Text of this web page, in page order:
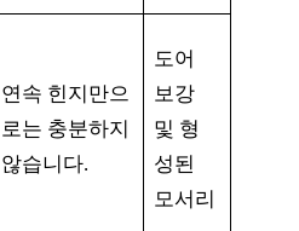
연속 힌지만으
로는 충분하지
않습니다.
도어
보강
및 형
성된
모서리